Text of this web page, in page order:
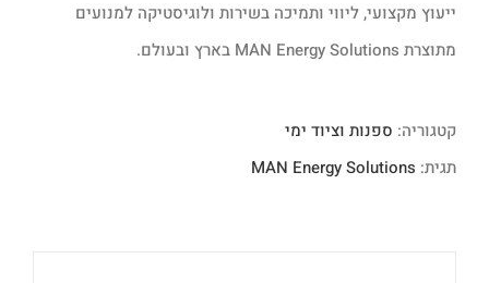
ייעוץ מקצועי, ליווי ותמיכה בשירות ולוגיסטיקה למנועים
מתוצרת MAN Energy Solutions בארץ ובעולם.
קטגוריה: ספנות וציוד ימי
תגית: MAN Energy Solutions